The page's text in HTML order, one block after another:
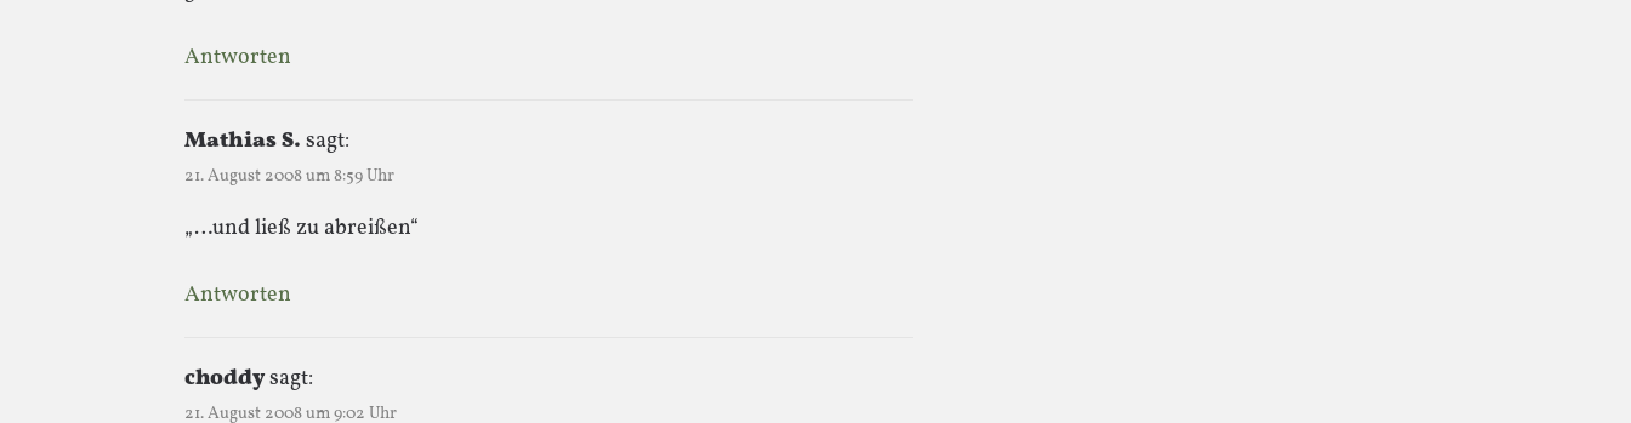
Antworten
Mathias S. sagt:
21. August 2008 um 8:59 Uhr
„…und ließ zu abreißen“
Antworten
choddysagt:
21. August 2008 um 9:02 Uhr